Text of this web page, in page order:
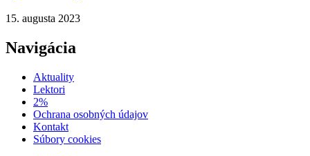
15. augusta 2023
Navigácia
Aktuality
Lektori
2%
Ochrana osobných údajov
Kontakt
Súbory cookies